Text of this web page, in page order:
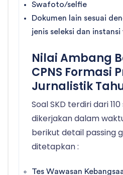
Swafoto/selfie
Dokumen lain sesuai
jenis seleksi dan
Nilai Ambang
CPNS Formasi
Jurnalistik
Soal SKD terdiri dari
dikerjakan dalam
berikut detail passing
ditetapkan :
Tes Wawasan